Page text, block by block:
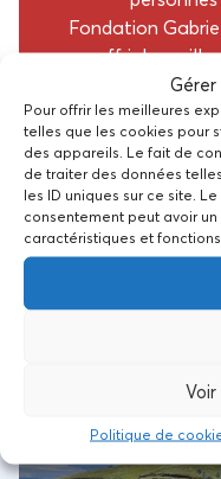
Pour offrir les meilleures
telles que les cookies pour
des appareils. Le fait de
de traiter des données
les ID uniques sur ce site.
consentement peut avoir
caractéristiques et fonctions.
Politique de
Fondation
offrir la
Faire un don
Sensations fortes en